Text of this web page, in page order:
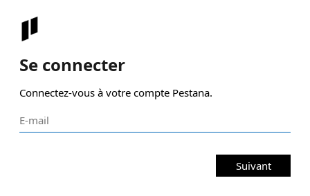
Se connecter
Connectez-vous à votre compte Pestana.
Suivant